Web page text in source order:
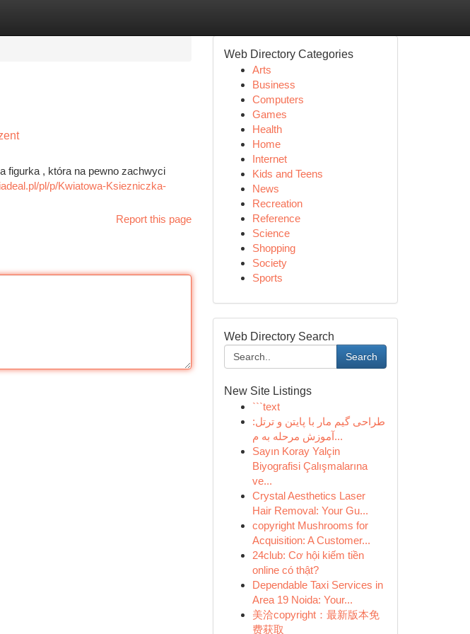
figurka , która na pewno zachwyci
pl/p/Kwiatowa-Ksiezniczka-
Report this page
Web Directory Categories
Arts
Business
Computers
Games
Health
Home
Internet
Kids and Teens
News
Recreation
Reference
Science
Shopping
Society
Sports
Web Directory Search
Search
New Site Listings
```text
طراحی گیم مار با پایتن و ترتل:
آموزش مرحله به م...
Sayın Koray Yalçin
Biyografisi Çalışmalarına
ve...
Crystal Aesthetics Laser
Hair Removal: Your Gu...
copyright Mushrooms for
Acquisition: A Customer...
24club: Cơ hội kiếm tiền
online có thật?
Dependable Taxi Services in
Area 19 Noida: Your...
美洽copyright：最新版本免
费获取